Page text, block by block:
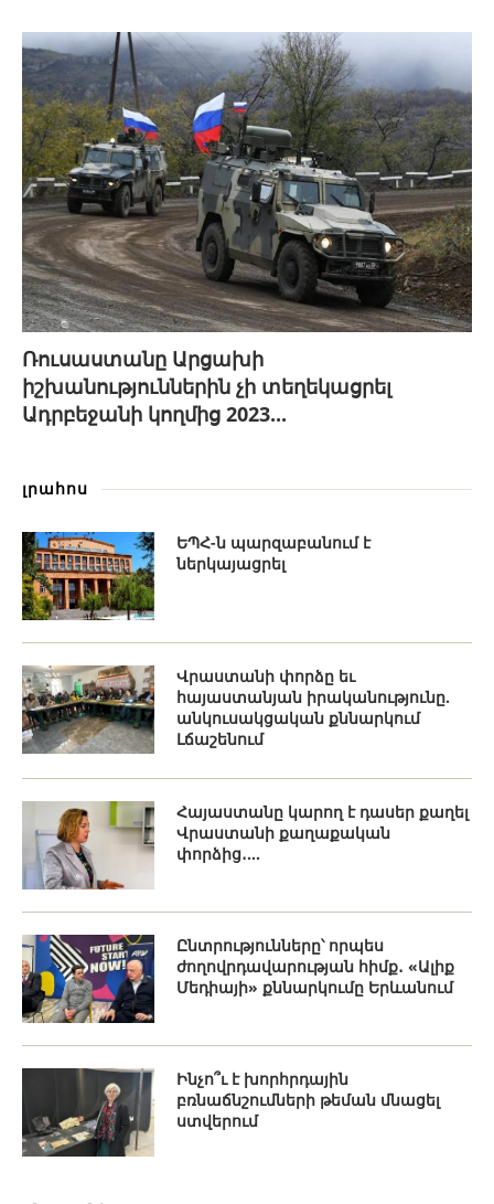
Ռուսաստանը Արցախի
իշխանություններին չի տեղեկացրել
Ադրբեջանի կողմից 2023...
լրահոս
ԵՊՀ-ն պարզաբանում է
ներկայացրել
Վրաստանի փորձը եւ
հայաստանյան իրականությունը.
անկուսակցական քննարկում
Լճաշենում
Հայաստանը կարող է դասեր քաղել
Վրաստանի քաղաքական
փորձից․...
Ընտրությունները՝ որպես
ժողովրդավարության հիմք․ «Ալիք
Մեդիայի» քննարկումը Երևանում
Ինչո՞ւ է խորհրդային
բռնաճնշումների թեման մնացել
ստվերում